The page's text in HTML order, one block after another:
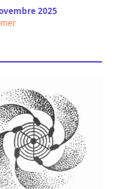
2025